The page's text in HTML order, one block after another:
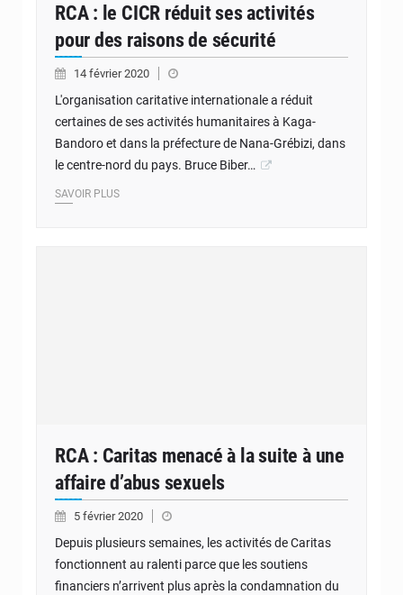
RCA : le CICR réduit ses activités
pour des raisons de sécurité
14 février 2020
L'organisation caritative internationale a réduit
certaines de ses activités humanitaires à Kaga-
Bandoro et dans la préfecture de Nana-Grébizi, dans
le centre-nord du pays. Bruce Biber…
SAVOIR PLUS
RCA : Caritas menacé à la suite à une
affaire d’abus sexuels
5 février 2020
Depuis plusieurs semaines, les activités de Caritas
fonctionnent au ralenti parce que les soutiens
financiers n’arrivent plus après la condamnation du